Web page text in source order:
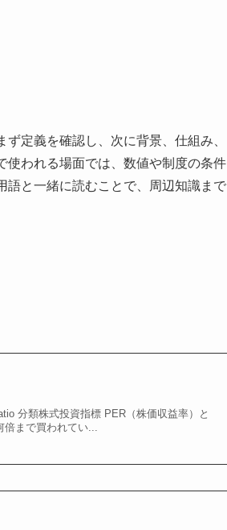
定義を確認し、次に背景、仕組み、
使われる場面では、数値や制度の条件
語と一緒に読むことで、周辺知識まで
分類株式投資指標 PER（株価収益率）と
倍まで買われてい...